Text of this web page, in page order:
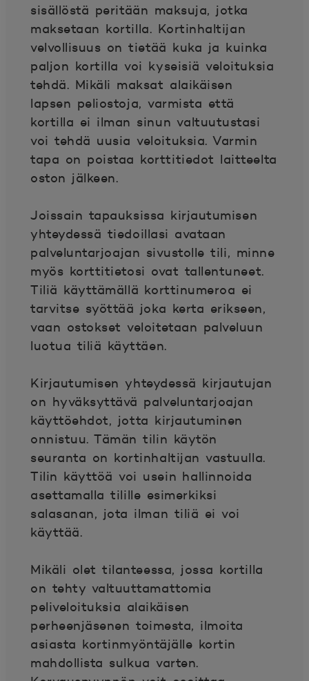
sisällöstä peritään maksuja, jotka
maksetaan kortilla. Kortinhaltijan
velvollisuus on tietää kuka ja kuinka
paljon kortilla voi kyseisiä veloituksia
tehdä. Mikäli maksat alaikäisen
lapsen peliostoja, varmista että
kortilla ei ilman sinun valtuutustasi
voi tehdä uusia veloituksia. Varmin
tapa on poistaa korttitiedot laitteelta
oston jälkeen.
Joissain tapauksissa kirjautumisen
yhteydessä tiedoillasi avataan
palveluntarjoajan sivustolle tili, minne
myös korttitietosi ovat tallentuneet.
Tiliä käyttämällä korttinumeroa ei
tarvitse syöttää joka kerta erikseen,
vaan ostokset veloitetaan palveluun
luotua tiliä käyttäen.
Kirjautumisen yhteydessä kirjautujan
on hyväksyttävä palveluntarjoajan
käyttöehdot, jotta kirjautuminen
onnistuu. Tämän tilin käytön
seuranta on kortinhaltijan vastuulla.
Tilin käyttöä voi usein hallinnoida
asettamalla tilille esimerkiksi
salasanan, jota ilman tiliä ei voi
käyttää.
Mikäli olet tilanteessa, jossa kortilla
on tehty valtuuttamattomia
peliveloituksia alaikäisen
perheenjäsenen toimesta, ilmoita
asiasta kortinmyöntäjälle kortin
mahdollista sulkua varten.